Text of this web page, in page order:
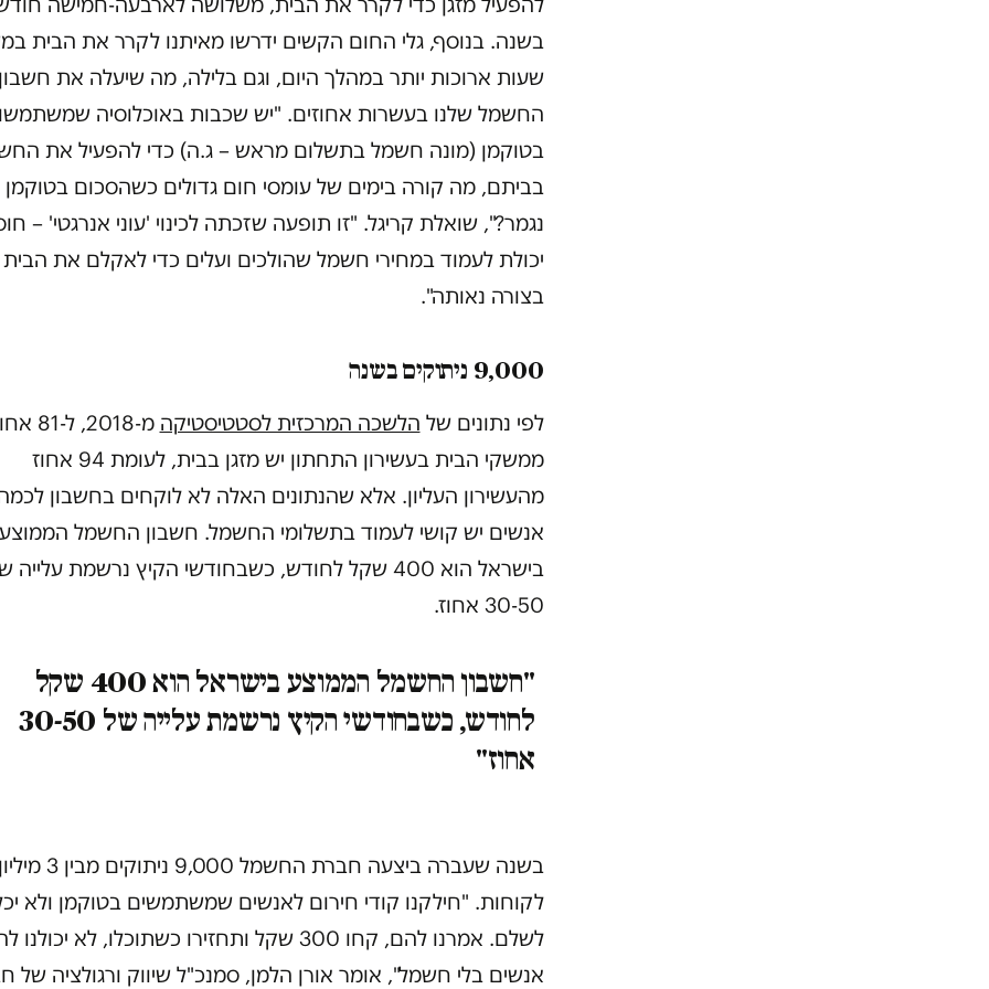
בשנה. בנוסף, גלי החום הקשים ידרשו מאיתנו לקרר את הבית
שעות ארוכות יותר במהלך היום, וגם בלילה, מה שיעלה את חשבון
החשמל שלנו בעשרות אחוזים. "יש שכבות באוכלוסיה
בטוקמן (מונה חשמל בתשלום מראש – ג.ה) כדי להפעיל את
בביתם, מה קורה בימים של עומסי חום גדולים כשהסכום בטוקמן
נגמר?", שואלת קריגל. "זו תופעה שזכתה לכינוי 'עוני אנרגטי' –
יכולת לעמוד במחירי חשמל שהולכים ועלים כדי לאקלם את הבית
בצורה נאותה".
9,000 ניתוקים בשנה
לפי נתונים של הלשכה המרכזית לסטטיסטיקה
מ-2018, ל-
ממשקי הבית בעשירון התחתון יש מזגן בבית, לעומת 94 אחוז
מהעשירון העליון. אלא שהנתונים האלה לא לוקחים בחשבון
אנשים יש קושי לעמוד בתשלומי החשמל. חשבון החשמל הממוצע
בישראל הוא 400 שקל לחודש, כשבחודשי הקיץ נרשמת עלייה
30-50 אחוז.
"חשבון החשמל הממוצע בישראל הוא 400 שקל
לחודש, כשבחודשי הקיץ נרשמת עלייה של 30-50
אחוז"
בשנה שעברה ביצעה חברת החשמל 9,000 ניתוקים מבין 3 מיליון
לקוחות. "חילקנו קודי חירום לאנשים שמשתמשים בטוקמן ולא
לשלם. אמרנו להם, קחו 300 שקל ותחזירו כשתוכלו, לא
אנשים בלי חשמל", אומר אורן הלמן, סמנכ"ל שיווק ורגולציה של